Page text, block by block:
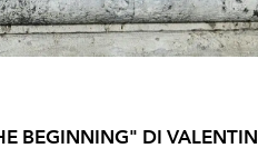
BEGINNING" DI